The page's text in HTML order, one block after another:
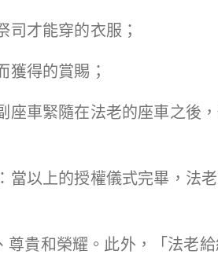
才能穿的衣服；
得的賞賜；
車緊隨在法老的座車之後
以上的授權儀式完畢，法
貴和榮耀。此外，「法老